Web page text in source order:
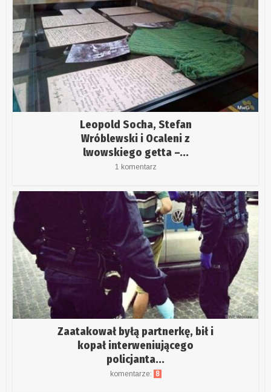
Leopold Socha, Stefan
Wróblewski i Ocaleni z
lwowskiego getta –...
1 komentarz
Zaatakował byłą partnerkę, bił i
kopał interweniującego
policjanta...
komentarze: 8